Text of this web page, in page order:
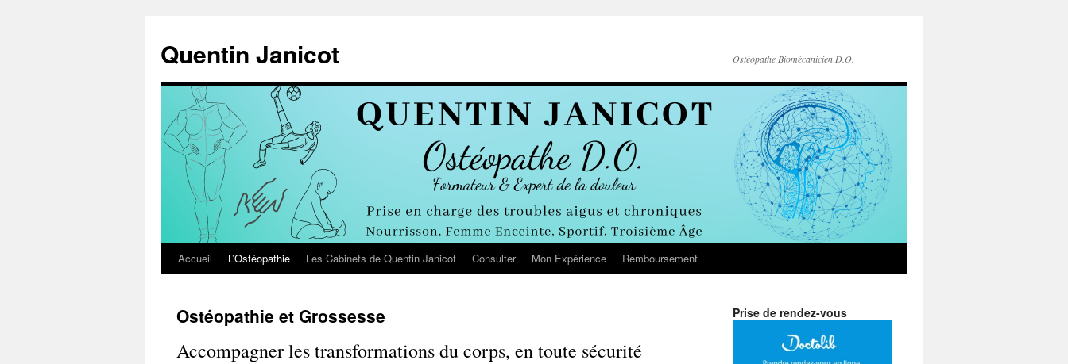
contenu
Quentin Janicot Ostéopathe Biomécanicien D.O.
Accueil L’Ostéopathie Les Cabinets de Quentin Janicot Consulter Mon Expérience Remboursement
Ostéopathie et Grossesse
Accompagner les transformations du corps, en toute sécurité
Prise de rendez-vous